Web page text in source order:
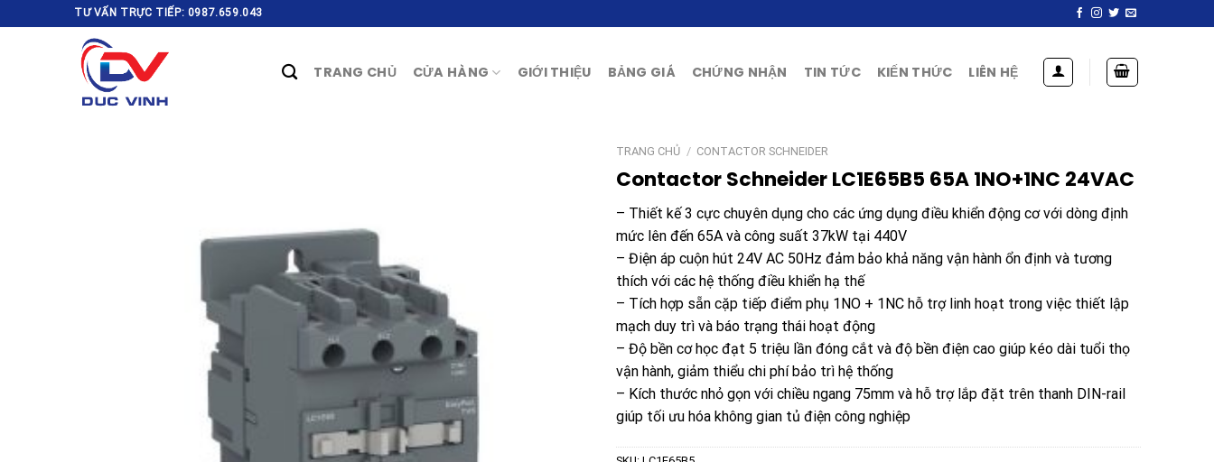
to
TƯ VẤN TRỰC TIẾP: 0987.659.043
TRANG CHỦ CỬA HÀNG GIỚI THIỆU BẢNG GIÁ CHỨNG NHẬN TIN TỨC KIẾN THỨC LIÊN HỆ
TRANG CHỦ / CONTACTOR SCHNEIDER
Contactor Schneider LC1E65B5 65A 1NO+1NC 24VAC
– Thiết kế 3 cực chuyên dụng cho các ứng dụng điều khiển động cơ với dòng định
mức lên đến 65A và công suất 37kW tại 440V
– Điện áp cuộn hút 24V AC 50Hz đảm bảo khả năng vận hành ổn định và tương
thích với các hệ thống điều khiển hạ thế
– Tích hợp sẵn cặp tiếp điểm phụ 1NO + 1NC hỗ trợ linh hoạt trong việc thiết lập
mạch duy trì và báo trạng thái hoạt động
– Độ bền cơ học đạt 5 triệu lần đóng cắt và độ bền điện cao giúp kéo dài tuổi thọ
vận hành, giảm thiểu chi phí bảo trì hệ thống
– Kích thước nhỏ gọn với chiều ngang 75mm và hỗ trợ lắp đặt trên thanh DIN-rail
giúp tối ưu hóa không gian tủ điện công nghiệp